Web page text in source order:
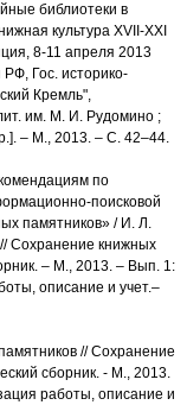
библиотеки в
культура XVII-XXI
8-11 апреля 2013
РФ, Гос. историко-
Кремль",
им. М. И. Рудомино ;
– М., 2013. – С. 42–44.
по
поисковой
памятников» / И. Л.
Сохранение книжных
– М., 2013. – Вып. 1:
описание и учет.–
// Сохранение
сборник. - М., 2013.
работы, описание и